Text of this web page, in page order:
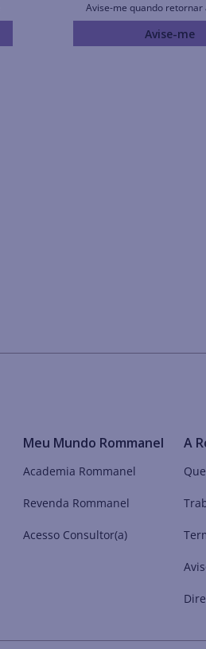
Avise-me quando retornar
Avise-me
Meu Mundo Rommanel
Academia Rommanel
Revenda Rommanel
Acesso Consultor(a)
A